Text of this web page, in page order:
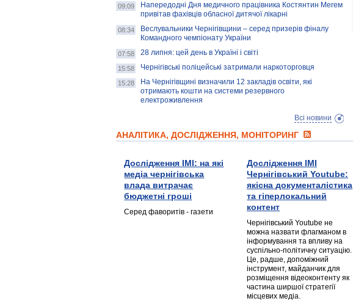
09:09
Напередодні Дня медичного працівника Костянтин Мегем
привітав фахівців обласної дитячої лікарні
08:34
Веслувальники Чернігівщини – серед призерів фіналу
Командного чемпіонату України
07:58 28 липня: цей день в Україні і світі
15:58 Чернігівські поліцейські затримали наркоторговця
15:28
На Чернігівщині визначили 12 закладів освіти, які
отримають кошти на системи резервного
електроживлення
Всі новини
АНАЛІТИКА, ДОСЛІДЖЕННЯ, МОНІТОРИНГ
Дослідження ІМІ: на які
медіа чернігівська
влада витрачає
бюджетні гроші
Серед фаворитів - газети
Дослідження ІМІ
Чернігівський Youtube:
якісна документалістика
та гіперлокальний
контент
Чернігівський Youtube не
можна назвати флагманом в
інформування та впливу на
суспільно-політичну ситуацію.
Це, радше, допоміжний
інструмент, майданчик для
розміщення відеоконтенту як
частина ширшої стратегії
місцевих медіа.